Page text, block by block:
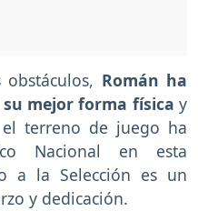
Román ha
mejor forma física y
terreno de juego ha
Nacional en esta
a la Selección es un
y dedicación.